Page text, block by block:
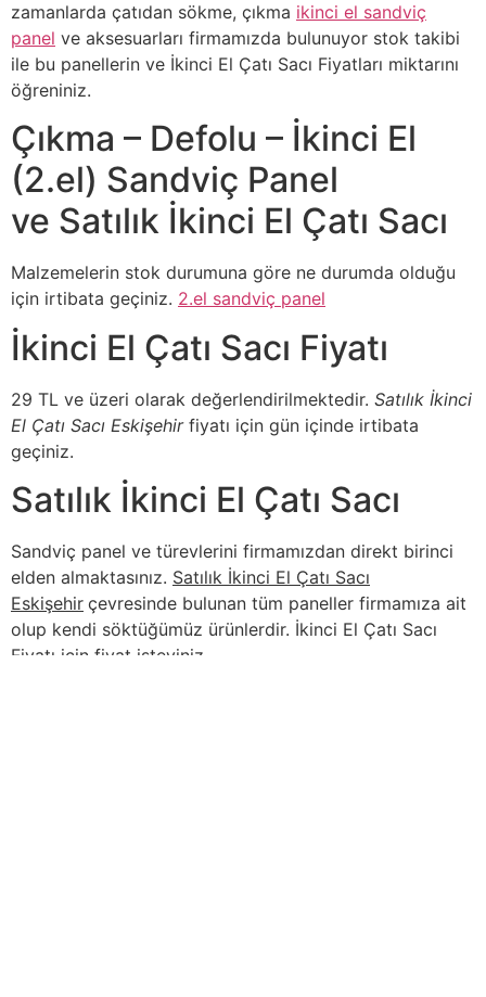
zamanlarda çatıdan sökme, çıkma ikinci el sandviç
panel ve aksesuarları firmamızda bulunuyor stok takibi
ile bu panellerin ve İkinci El Çatı Sacı Fiyatları miktarını
öğreniniz.
Çıkma – Defolu – İkinci El
(2.el) Sandviç Panel
ve Satılık İkinci El Çatı Sacı
Malzemelerin stok durumuna göre ne durumda olduğu
için irtibata geçiniz. 2.el sandviç panel
İkinci El Çatı Sacı Fiyatı
29 TL ve üzeri olarak değerlendirilmektedir. Satılık İkinci
El Çatı Sacı Eskişehirfiyatı için gün içinde irtibata
geçiniz.
Satılık İkinci El Çatı Sacı
Sandviç panel ve türevlerini firmamızdan direkt birinci
elden almaktasınız. Satılık İkinci El Çatı Sacı
Eskişehir çevresinde bulunan tüm paneller firmamıza ait
olup kendi söktüğümüz ürünlerdir. İkinci El Çatı Sacı
Fiyatı için fiyat isteyiniz.